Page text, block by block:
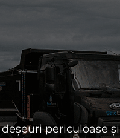
periculoase și